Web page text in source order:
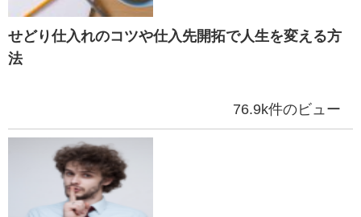
せどり仕入れのコツや仕入先開拓で人生を変える方
法
76.9k件のビュー